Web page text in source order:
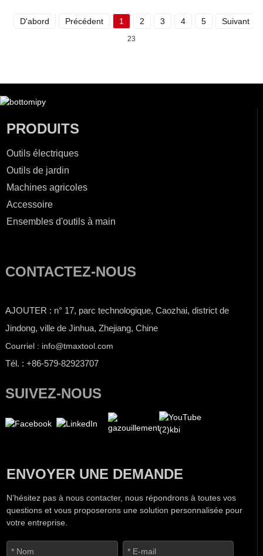
D'abord Précédent 1 2 3 4 5 Suivant
23
PRODUITS
Outils électriques
Outils de jardin
Machines agricoles
Accessoire
Ensembles d'outils à main
CONTACTEZ-NOUS
AJOUTER : n° 17, parc technologique, Caozhai, district de
Jindong, ville de Jinhua, Zhejiang, Chine
Courriel : info@tmaxtool.com
Tél. : +86-579-82923707
SUIVEZ-NOUS
ENVOYER UNE DEMANDE
N’hésitez pas à nous contacter, nous répondrons à toutes vos
questions et vous proposerons une solution personnalisée pour
votre entreprise.